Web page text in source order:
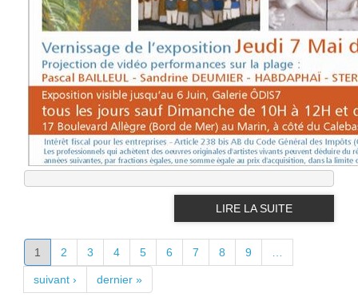
LIRE LA SUITE
PAGES
1 2 3 4 5 6 7 8 9
suivant › dernier »